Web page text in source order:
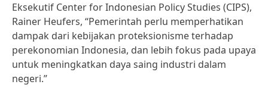
Eksekutif Center for Indonesian Policy Studies (CIPS),
Rainer Heufers, “Pemerintah perlu memperhatikan
dampak dari kebijakan proteksionisme terhadap
perekonomian Indonesia, dan lebih fokus pada upaya
untuk meningkatkan daya saing industri dalam
negeri.”